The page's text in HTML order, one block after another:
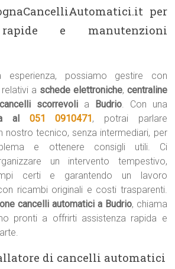
per
e manutenzioni
esperienza, possiamo gestire con
a schede elettroniche, centraline
scorrevoli a Budrio. Con una
al 051 0910471, potrai parlare
nostro tecnico, senza intermediari, per
e ottenere consigli utili. Ci
un intervento tempestivo,
certi e garantendo un lavoro
ricambi originali e costi trasparenti.
cancelli automatici a Budrio, chiama
pronti a offrirti assistenza rapida e
di cancelli automatici